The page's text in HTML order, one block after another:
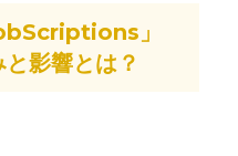
」
影響とは？